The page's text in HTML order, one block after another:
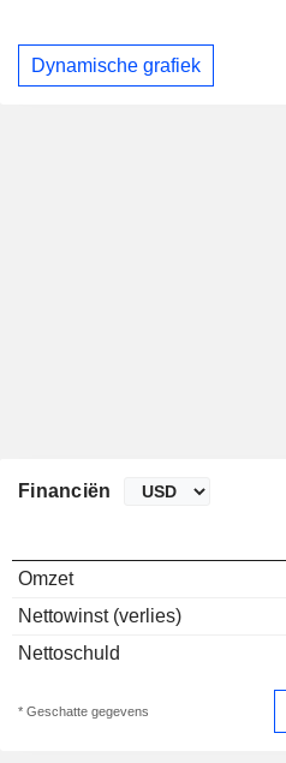
Dynamische grafiek
Financiën
Omzet
Nettowinst (verlies)
Nettoschuld
* Geschatte gegevens